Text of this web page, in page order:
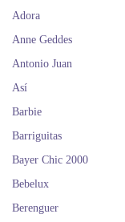
Adora
Anne Geddes
Antonio Juan
Así
Barbie
Barriguitas
Bayer Chic 2000
Bebelux
Berenguer